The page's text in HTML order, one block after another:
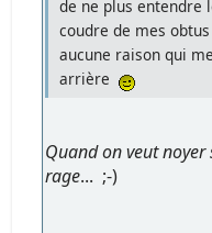
de ne plus entendre
coudre de mes
aucune raison qui
arrière
Quand on veut
rage... ;-)